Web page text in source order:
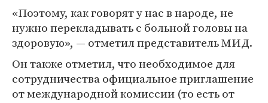
«Поэтому, как говорят у нас в народе, не
нужно перекладывать с больной головы на
здоровую», — отметил представитель МИД.
Он также отметил, что необходимое для
сотрудничества официальное приглашение
от международной комиссии (то есть от